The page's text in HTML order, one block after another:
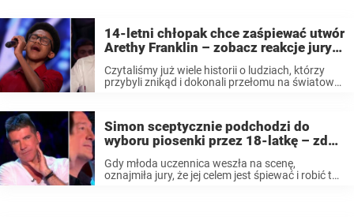
14-letni chłopak chce zaśpiewać utwór
Arethy Franklin – zobacz reakcje jury,
gdy otwiera usta
Czytaliśmy już wiele historii o ludziach, którzy
przybyli znikąd i dokonali przełomu na światowej
Często jest też tak, że jurorów i ...
Simon sceptycznie podchodzi do
wyboru piosenki przez 18-latkę – zdał
sobie sprawę ze swojego błędu, gdy
tylko dziewczyna otwiera usta
Gdy młoda uczennica weszła na scenę,
oznajmiła jury, że jej celem jest śpiewać i robić to